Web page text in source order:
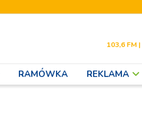
103,6 FM
RAMÓWKA REKLAMA